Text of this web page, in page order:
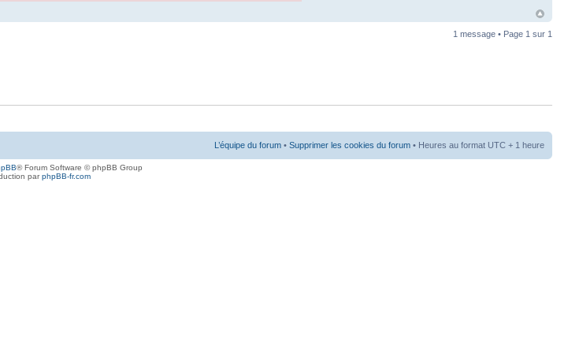
1 message • Page 1 sur 1
L’équipe du forum • Supprimer les cookies du forum • Heures au format UTC + 1 heure
® Forum Software © phpBB Group
parphpBB-fr.com